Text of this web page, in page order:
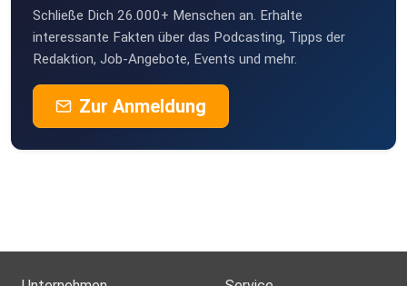
Schließe Dich 26.000+ Menschen an. Erhalte
interessante Fakten über das Podcasting, Tipps der
Redaktion, Job-Angebote, Events und mehr.
Zur Anmeldung